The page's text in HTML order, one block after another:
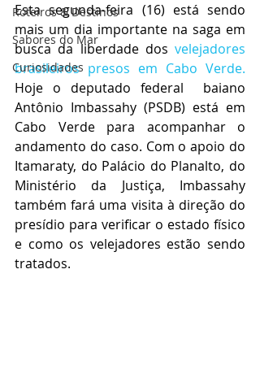
Roteiros & Destinos
Sabores do Mar
Curiosidades
Esta segunda-feira (16) está sendo
mais um dia importante na saga em
busca da liberdade dos velejadores
brasileiros presos em Cabo Verde.
Hoje o deputado federal  baiano
Antônio Imbassahy (PSDB) está em
Cabo Verde para acompanhar o
andamento do caso. Com o apoio do
Itamaraty, do Palácio do Planalto, do
Ministério da Justiça, Imbassahy
também fará uma visita à direção do
presídio para verificar o estado físico
e como os velejadores estão sendo
tratados.